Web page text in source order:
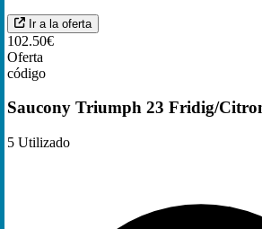
Ir a la oferta
102.50€
Oferta
código
Saucony Triumph 23 Fridig/
5 Utilizado